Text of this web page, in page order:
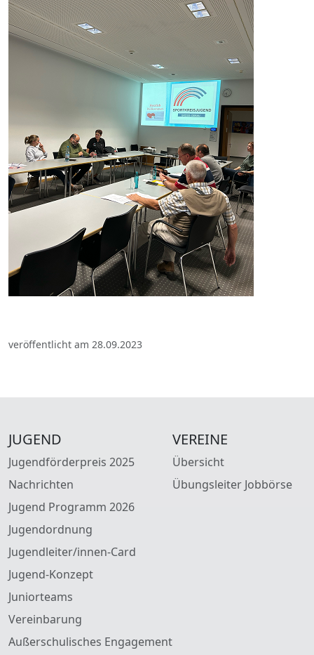
veröffentlicht am 28.09.2023
JUGEND
Jugendförderpreis 2025
Nachrichten
Jugend Programm 2026
Jugendordnung
Jugendleiter/innen-Card
Jugend-Konzept
Juniorteams
Vereinbarung
Außerschulisches Engagement
VEREINE
Übersicht
Übungsleiter Jobbörse